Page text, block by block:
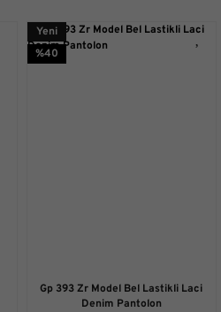
Yeni
%40
Gp 393 Zr Model Bel Lastikli Laci
Denim Pantolon